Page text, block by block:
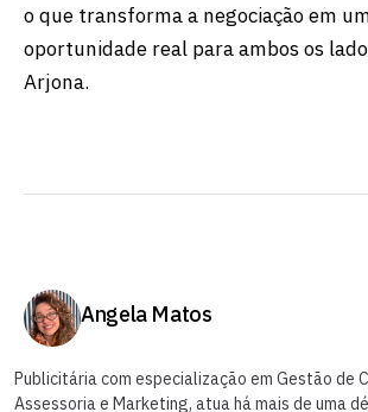
o que transforma a negociação em
oportunidade real para ambos os
Arjona.
Angela Matos
Publicitária com especialização em Gestão de
Assessoria e Marketing, atua há mais de uma